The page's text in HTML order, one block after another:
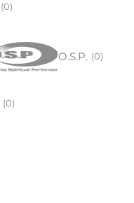
(0)
O.S.P. (0)
(0)